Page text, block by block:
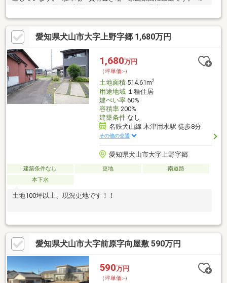
きっと気に入ります。■その他、おすすめポイントは多数ありま
す。■営業マン、一推しの「おすすめ物件」です。■とても良い物
件です。早目に見学してください。■現地説明会ご希望の方は
『お電話』ください。■クローバーハウス ０５２－９７９－０
８８３
愛知県犬山市大字上野字郷 1,680万円
1,680万円
（坪単価:-）
土地面積514.61m2
用途地域１種住居
建ぺい率60%
容積率200%
建築条件なし
名鉄犬山線 木津用水駅 徒歩8分
その他の交通
愛知県犬山市大字上野字郷
建築条件なし 更地
南道路
本下水
土地100坪以上、現況更地です！！
愛知県犬山市大字前原字向屋敷 590万円
590万円
（坪単価:-）